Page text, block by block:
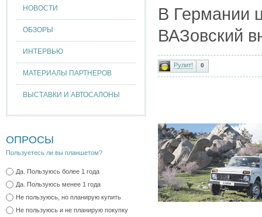
+ ДОБАВИТЬ КОМПАНИЮ
НОВОСТИ
ОБЗОРЫ
ИНТЕРВЬЮ
МАТЕРИАЛЫ ПАРТНЕРОВ
ВЫСТАВКИ И АВТОСАЛОНЫ
ОПРОСЫ
Пользуетесь ли вы планшетом?
Да. Пользуюсь более 1 года
Да. Пользуюсь менее 1 года
Не пользуюсь, но планирую купить
Не пользуюсь и не планирую покупку
В Германии
ВАЗовский
Рулит! 0